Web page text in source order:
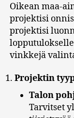
Oikean maa-
projektisi
projektisi
lopputulokselle
vinkkejä
Projektin
Talon
Tarvitset